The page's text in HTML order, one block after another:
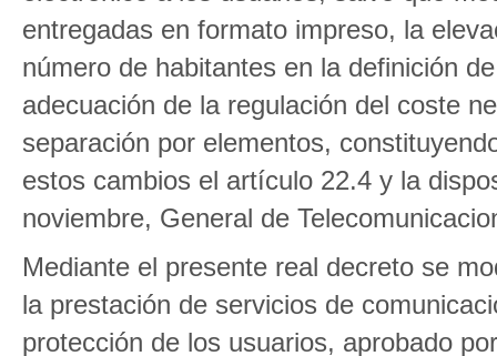
entregadas en formato impreso, la
número de habitantes en la definición
adecuación de la regulación del coste
separación por elementos,
estos cambios el artículo 22.4 y la
noviembre, General de
Mediante el presente real decreto se
la prestación de servicios de
protección de los usuarios, aprobado